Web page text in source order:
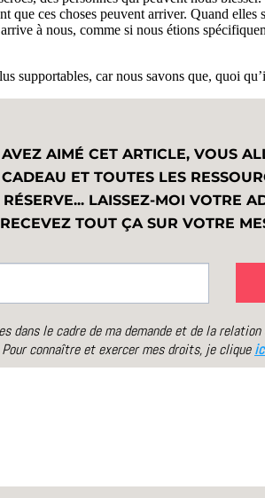
que ces choses peuvent arriver. Quand
à nous, comme si nous étions
supportables, car nous savons que, quoi